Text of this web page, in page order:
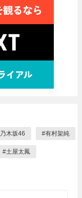
乃木坂46 #有村架純
#土屋太鳳